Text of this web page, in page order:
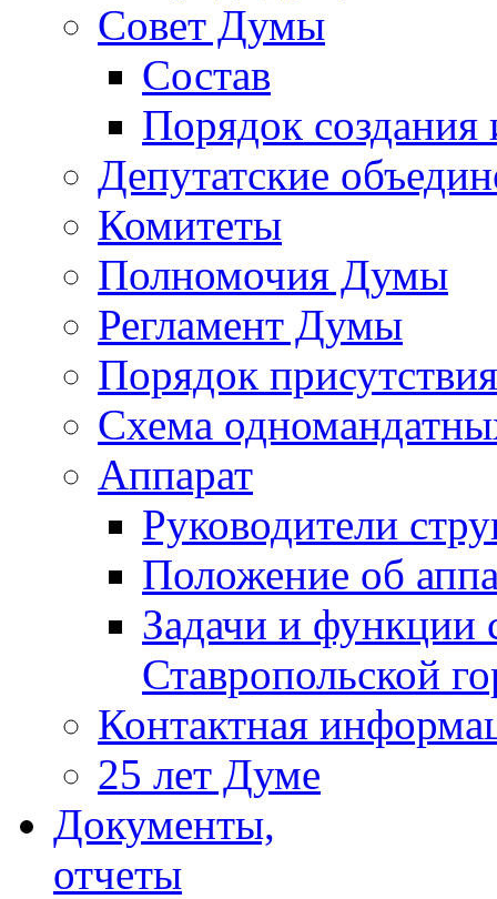
Совет Думы
Состав
Порядок создания
Депутатские
Комитеты
Полномочия Думы
Регламент Думы
Порядок
Схема
Аппарат
Руководители
Положение об
Задачи и функции
Ставропольской
Контактная
25 лет Думе
Документы,
отчеты